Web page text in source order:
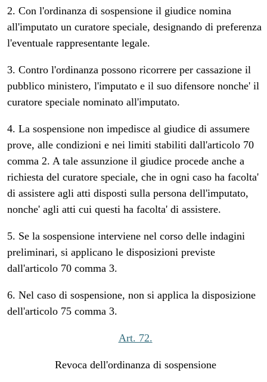
2. Con l'ordinanza di sospensione il giudice nomina
all'imputato un curatore speciale, designando di preferenza
l'eventuale rappresentante legale.
3. Contro l'ordinanza possono ricorrere per cassazione il
pubblico ministero, l'imputato e il suo difensore nonche' il
curatore speciale nominato all'imputato.
4. La sospensione non impedisce al giudice di assumere
prove, alle condizioni e nei limiti stabiliti dall'articolo 70
comma 2. A tale assunzione il giudice procede anche a
richiesta del curatore speciale, che in ogni caso ha facolta'
di assistere agli atti disposti sulla persona dell'imputato,
nonche' agli atti cui questi ha facolta' di assistere.
5. Se la sospensione interviene nel corso delle indagini
preliminari, si applicano le disposizioni previste
dall'articolo 70 comma 3.
6. Nel caso di sospensione, non si applica la disposizione
dell'articolo 75 comma 3.
Art. 72.
Revoca dell'ordinanza di sospensione